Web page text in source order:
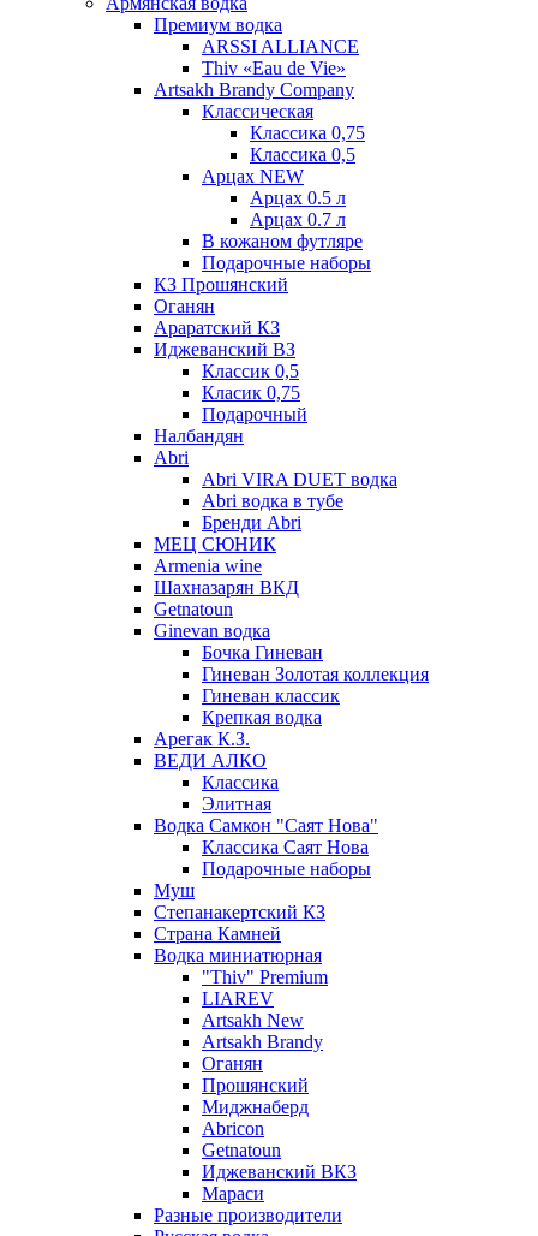
Премиум водка
ARSSI ALLIANCE
Thiv «Eau de Vie»
Artsakh Brandy Company
Классическая
Классика 0,75
Классика 0,5
Арцах NEW
Арцах 0.5 л
Арцах 0.7 л
В кожаном футляре
Подарочные наборы
КЗ Прошянский
Оганян
Араратский КЗ
Иджеванский ВЗ
Классик 0,5
Класик 0,75
Подарочный
Налбандян
Abri
Abri VIRA DUET водка
Abri водка в тубе
Бренди Abri
МЕЦ СЮНИК
Armenia wine
Шахназарян ВКД
Getnatoun
Ginevan водка
Бочка Гиневан
Гиневан Золотая коллекция
Гиневан классик
Крепкая водка
Арегак К.З.
ВЕДИ АЛКО
Классика
Элитная
Водка Самкон "Саят Нова"
Классика Саят Нова
Подарочные наборы
Муш
Степанакертский КЗ
Страна Камней
Водка миниатюрная
"Thiv" Premium
LIAREV
Artsakh New
Artsakh Brandy
Оганян
Прошянский
Миджнаберд
Abricon
Getnatoun
Иджеванский ВКЗ
Мараси
Разные производители